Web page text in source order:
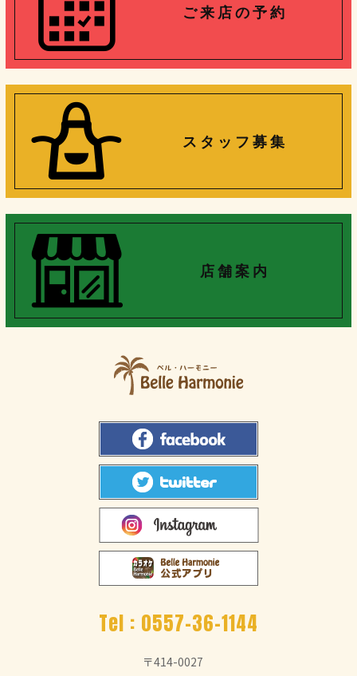
ご 来 店 の 予 約
ス タ ッ フ 募 集
店 舗 案 内
Tel : 0557-36-1144
〒414-0027